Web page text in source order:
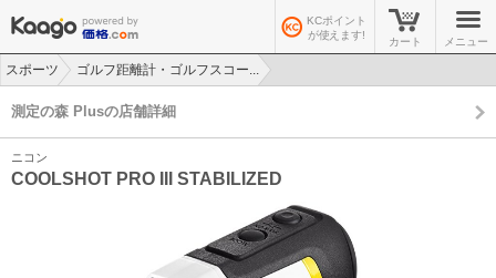
KCポイント
が使えます!
カート メニュー
スポーツ
ゴルフ距離計・ゴルフスコー...
測定の森 Plusの店舗詳細
ニコン
COOLSHOT PRO III STABILIZED